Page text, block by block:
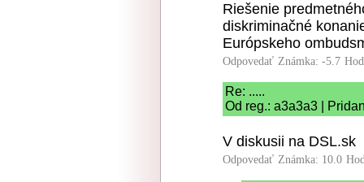
Riešenie
diskriminačné
Európskeho
Odpovedať Známka: -5.7
Re: .....
Od reg.: a3a3a3 |
V diskusii na DSL.sk
Odpovedať Známka: 10.0